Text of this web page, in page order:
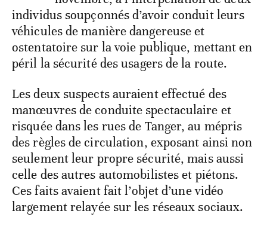
individus soupçonnés d’avoir conduit leurs
véhicules de manière dangereuse et
ostentatoire sur la voie publique, mettant en
péril la sécurité des usagers de la route.
Les deux suspects auraient effectué des
manœuvres de conduite spectaculaire et
risquée dans les rues de Tanger, au mépris
des règles de circulation, exposant ainsi non
seulement leur propre sécurité, mais aussi
celle des autres automobilistes et piétons.
Ces faits avaient fait l’objet d’une vidéo
largement relayée sur les réseaux sociaux.